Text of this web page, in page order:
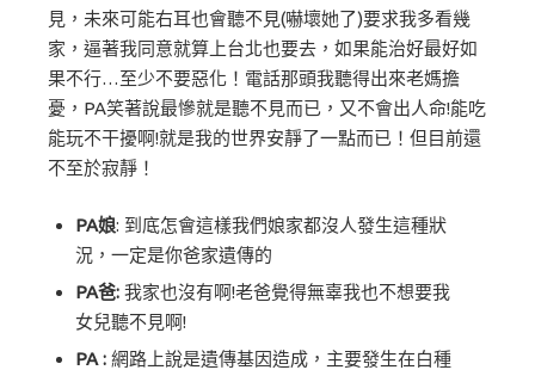
見，未來可能右耳也會聽不見(嚇壞她了)要求我多看幾
家，逼著我同意就算上台北也要去，如果能治好最好如
果不行…至少不要惡化！電話那頭我聽得出來老媽擔
憂，PA笑著說最慘就是聽不見而已，又不會出人命!能吃
能玩不干擾啊!就是我的世界安靜了一點而已！但目前還
不至於寂靜！
PA娘: 到底怎會這樣我們娘家都沒人發生這種狀
況，一定是你爸家遺傳的
PA爸:我家也沒有啊!老爸覺得無辜我也不想要我
女兒聽不見啊!
PA :網路上說是遺傳基因造成，主要發生在白種